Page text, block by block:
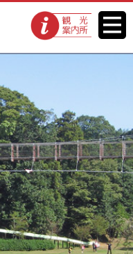
観光案内所
メニ
ュー